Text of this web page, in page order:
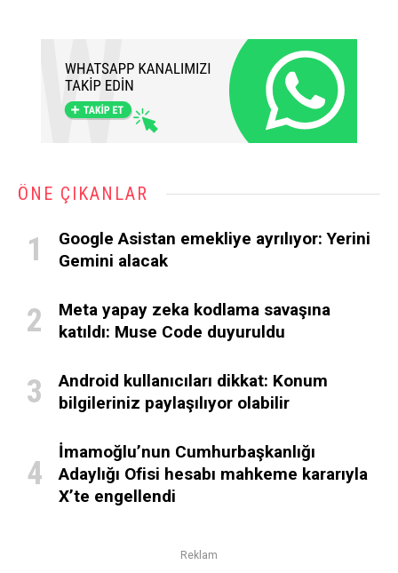
ÖNE ÇIKANLAR
Google Asistan emekliye ayrılıyor: Yerini
Gemini alacak
Meta yapay zeka kodlama savaşına
katıldı: Muse Code duyuruldu
Android kullanıcıları dikkat: Konum
bilgileriniz paylaşılıyor olabilir
İmamoğlu’nun Cumhurbaşkanlığı
Adaylığı Ofisi hesabı mahkeme kararıyla
X’te engellendi
Reklam